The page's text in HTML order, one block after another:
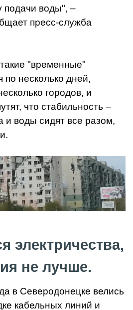
подачи воды", –
пресс-служба
"временные"
по несколько дней,
городов, и
что стабильность –
и воды сидят все разом,
электричества,
не лучше.
в Северодонецке велись
кабельных линий и